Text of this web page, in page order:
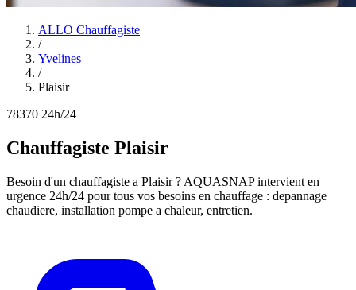
ALLO Chauffagiste
/
Yvelines
/
Plaisir
78370 24h/24
Chauffagiste Plaisir
Besoin d'un chauffagiste a Plaisir ? AQUASNAP intervient en
urgence 24h/24 pour tous vos besoins en chauffage : depannage
chaudiere, installation pompe a chaleur, entretien.